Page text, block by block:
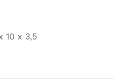
10 x 3,5